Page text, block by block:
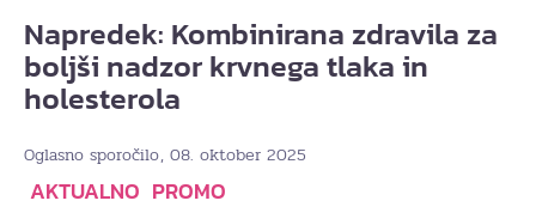
Napredek: Kombinirana zdravila za
boljši nadzor krvnega tlaka in
holesterola
Oglasno sporočilo, 08. oktober 2025
AKTUALNO PROMO